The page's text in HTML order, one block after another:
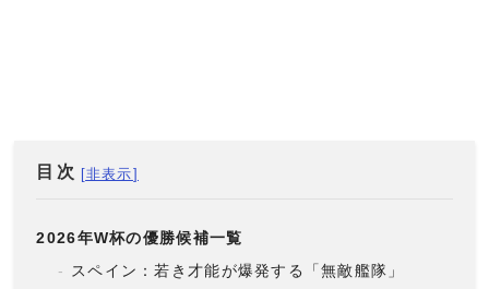
目次
2026年W杯の優勝候補一覧
スペイン：若き才能が爆発する「無敵艦隊」